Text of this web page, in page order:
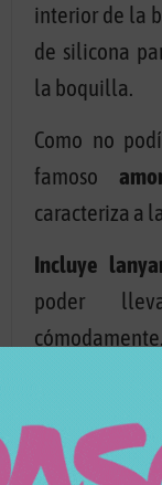
interior de la
de silicona
la boquilla.
Como no
famoso
caracteriza a
Incluye
poder
cómodamente.
En
variedad de
tu boquilla Shi